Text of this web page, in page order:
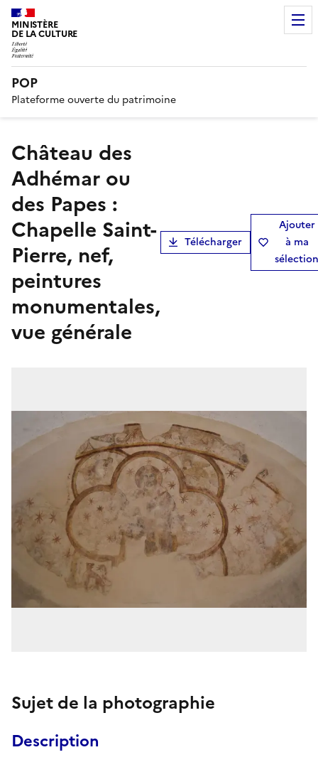
MINISTÈRE
DE LA CULTURE
POP
Plateforme ouverte du patrimoine
Château des
Adhémar ou
des Papes :
Chapelle Saint-
Pierre, nef,
peintures
monumentales,
vue générale
Télécharger
Ajouter
à ma
sélection
Sujet de la photographie
Description